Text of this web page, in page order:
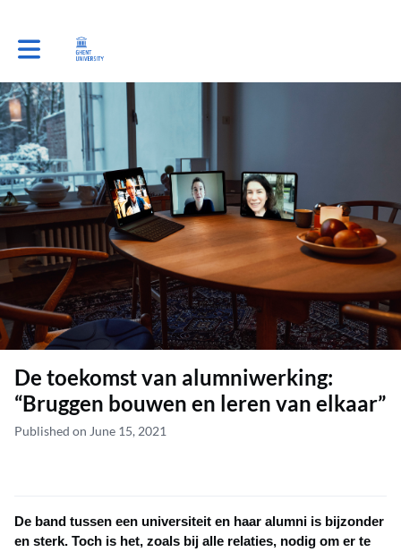
Toggle main navigation
De toekomst van alumniwerking:
“Bruggen bouwen en leren van elkaar”
Published on June 15, 2021
De band tussen een universiteit en haar alumni is bijzonder
en sterk. Toch is het, zoals bij alle relaties, nodig om er te